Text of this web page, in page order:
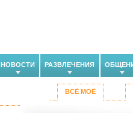
НОВОСТИ РАЗВЛЕЧЕНИЯ
ВСЁ МОЁ